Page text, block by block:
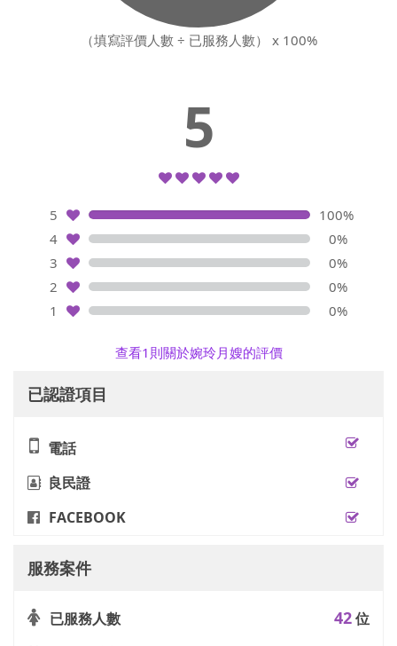
（填寫評價人數 ÷ 已服務人數） x 100%
5
5
100%
4
0%
3
0%
2
0%
1
0%
查看1則關於婉玲月嫂的評價
已認證項目
電話
良民證
FACEBOOK
服務案件
已服務人數 42位